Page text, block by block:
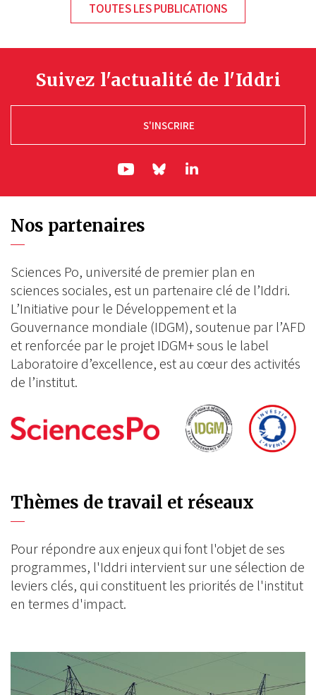
TOUTES LES PUBLICATIONS
Suivez l'actualité de l'Iddri
S'INSCRIRE
ln|LinkedIn
Nos partenaires
Sciences Po, université de premier plan en
sciences sociales, est un partenaire clé de l’Iddri.
L’Initiative pour le Développement et la
Gouvernance mondiale (IDGM), soutenue par l’AFD
et renforcée par le projet IDGM+ sous le label
Laboratoire d’excellence, est au cœur des activités
de l’institut.
Thèmes de travail et réseaux
Pour répondre aux enjeux qui font l'objet de ses
programmes, l'Iddri intervient sur une sélection de
leviers clés, qui constituent les priorités de l'institut
en termes d'impact.